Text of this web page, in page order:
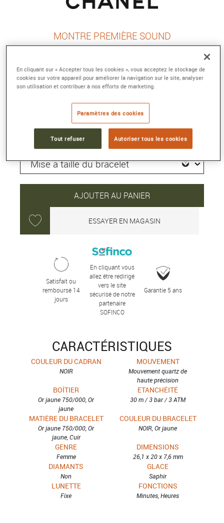
MONTRE PREMIÈRE SOUND
Or jaune, cadran laqué noir
Collection :PREMIERE
14 800 €
AJOUTER AU PANIER
ESSAYER EN MAGASIN
Satisfait ou
remboursé 14
jours
En cliquant vous
allez être redirigé
vers le site
sécurisé de notre
partenaire
SOFINCO
Garantie 5 ans
CARACTÉRISTIQUES
COULEUR DU CADRAN
NOIR
MOUVEMENT
Mouvement quartz de
haute précision
BOÎTIER
Or jaune 750/000, Or
jaune
ETANCHÉITÉ
30 m / 3 bar / 3 ATM
MATIÈRE DU BRACELET
Or jaune 750/000, Or
jaune, Cuir
COULEUR DU BRACELET
NOIR, Or jaune
GENRE
Femme
DIMENSIONS
26,1 x 20 x 7,6 mm
DIAMANTS
Non
GLACE
Saphir
LUNETTE
Fixe
FONCTIONS
Minutes, Heures
En cliquant sur « Accepter tous les cookies », vous acceptez le stockage de
cookies sur votre appareil pour améliorer la navigation sur le site, analyser
son utilisation et contribuer à nos efforts de marketing.
Paramètres des cookies
Tout refuser Autoriser tous les cookies